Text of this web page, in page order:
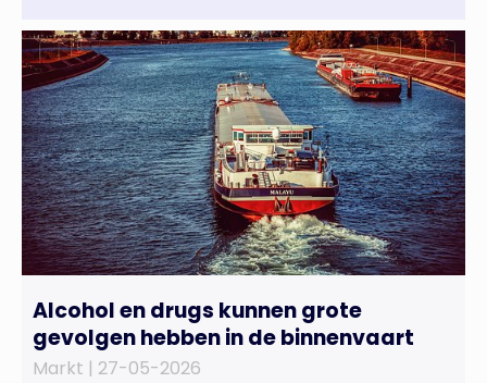
Alcohol en drugs kunnen grote
gevolgen hebben in de binnenvaart
Markt | 27-05-2026